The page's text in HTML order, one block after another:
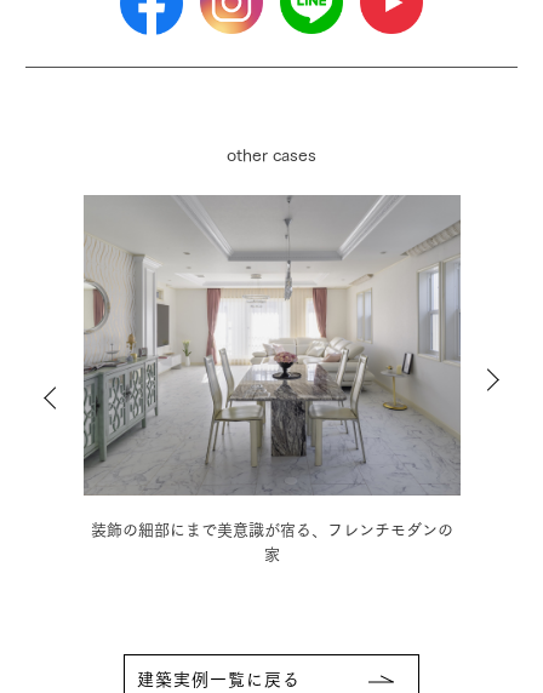
other cases
木の温もりに和の趣を取り入れた、情緒豊かな3階建
住宅
建築実例一覧に戻る